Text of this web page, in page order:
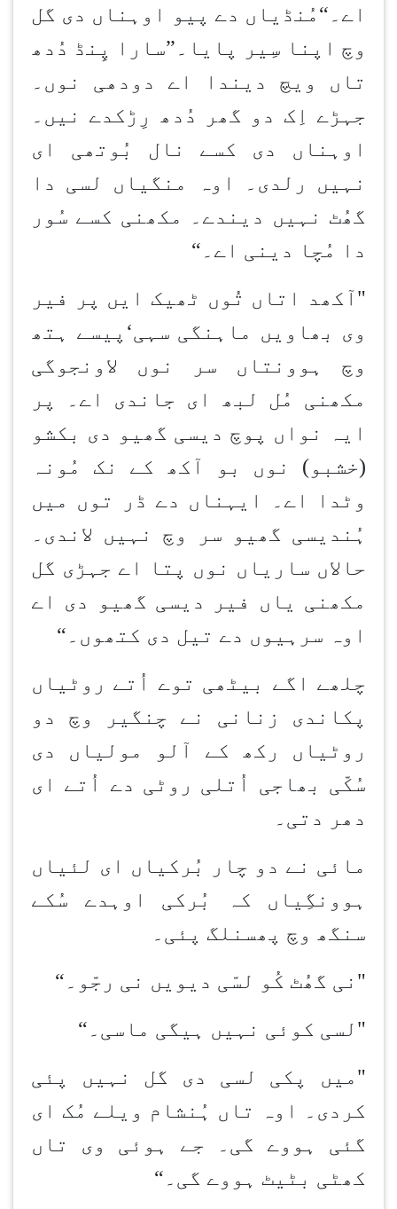
اے۔ “مُنڈیاں دے پیو اوہناں دی گل
وچ اپنا سِیر پایا۔ ”سارا پِنڈ دُدھ
تاں ویچ دیندا اے دودھی نوں۔
جہڑے اِک دو گھر دُدھ رِڑکدے نیں۔
اوہناں دی کسے نال بُوتھی ای
نہیں رلدی۔ اوہ منگیاں لسی دا
گھُٹ نہیں دیندے۔ مکھنی کسے سُور
دا مُچا دینی اے۔ “
"آکھد اتاں تُوں ٹھیک ایں پر فیر
وی بھاویں ماہنگی سہی‘ پیسے ہتھ
وچ ہوون تاں سر نوں لاون جوگی
مکھنی مُل لبھ ای جاندی اے۔ پر
ایہ نواں پوچ دیسی گھیو دی بکشو
(خشبو) نوں بو آکھ کے نک مُونہ
وٹدا اے۔ ایہناں دے ڈر توں میں
ہُن دیسی گھیو سر وچ نہیں لاندی۔
حالاں ساریاں نوں پتا اے جہڑی گل
مکھنی یاں فیر دیسی گھیو دی اے
اوہ سرہیوں دے تیل دی کتھوں۔ “
چلھے اگے بیٹھی توے اُتے روٹیاں
پکاندی زنانی نے چنگیر وچ دو
روٹیاں رکھ کے آلو مولیاں دی
سُکّی بھاجی اُتلی روٹی دے اُتے ای
دھر دتی۔
مائی نے دو چار بُرکیاں ای لئیاں
ہوون گِیاں کہ بُرکی اوہدے سُکے
سنگھ وچ پھسن لگ پئی۔
"نی گھُٹ کُو لسّی دیویں نی رجّو۔ “
"لسی کوئی نہیں ہیگی ماسی۔ “
"میں پکی لسی دی گل نہیں پئی
کردی۔ اوہ تاں ہُن شام ویلے مُک ای
گئی ہووے گی۔ جے ہوئی وی تاں
کھٹی بٹیٹ ہووے گی۔ “